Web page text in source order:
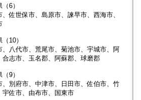
6）
、佐世保市、島原市、諫早市、西海市、
10）
、八代市、荒尾市、菊池市、宇城市、阿
合志市、玉名郡、阿蘇郡、球磨郡
9）
、別府市、中津市、日田市、佐伯市、竹
宇佐市、由布市、国東市